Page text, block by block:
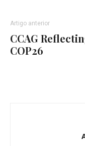
Artigo anterior
CCAG
COP26